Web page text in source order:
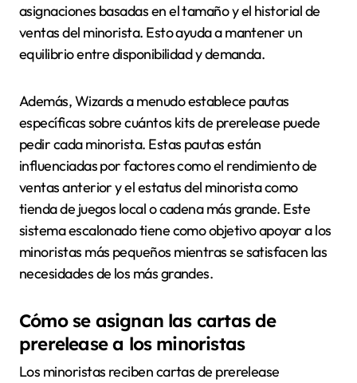
asignaciones basadas en el tamaño y el historial de
ventas del minorista. Esto ayuda a mantener un
equilibrio entre disponibilidad y demanda.
Además, Wizards a menudo establece pautas
específicas sobre cuántos kits de prerelease puede
pedir cada minorista. Estas pautas están
influenciadas por factores como el rendimiento de
ventas anterior y el estatus del minorista como
tienda de juegos local o cadena más grande. Este
sistema escalonado tiene como objetivo apoyar a los
minoristas más pequeños mientras se satisfacen las
necesidades de los más grandes.
Cómo se asignan las cartas de
prerelease a los minoristas
Los minoristas reciben cartas de prerelease